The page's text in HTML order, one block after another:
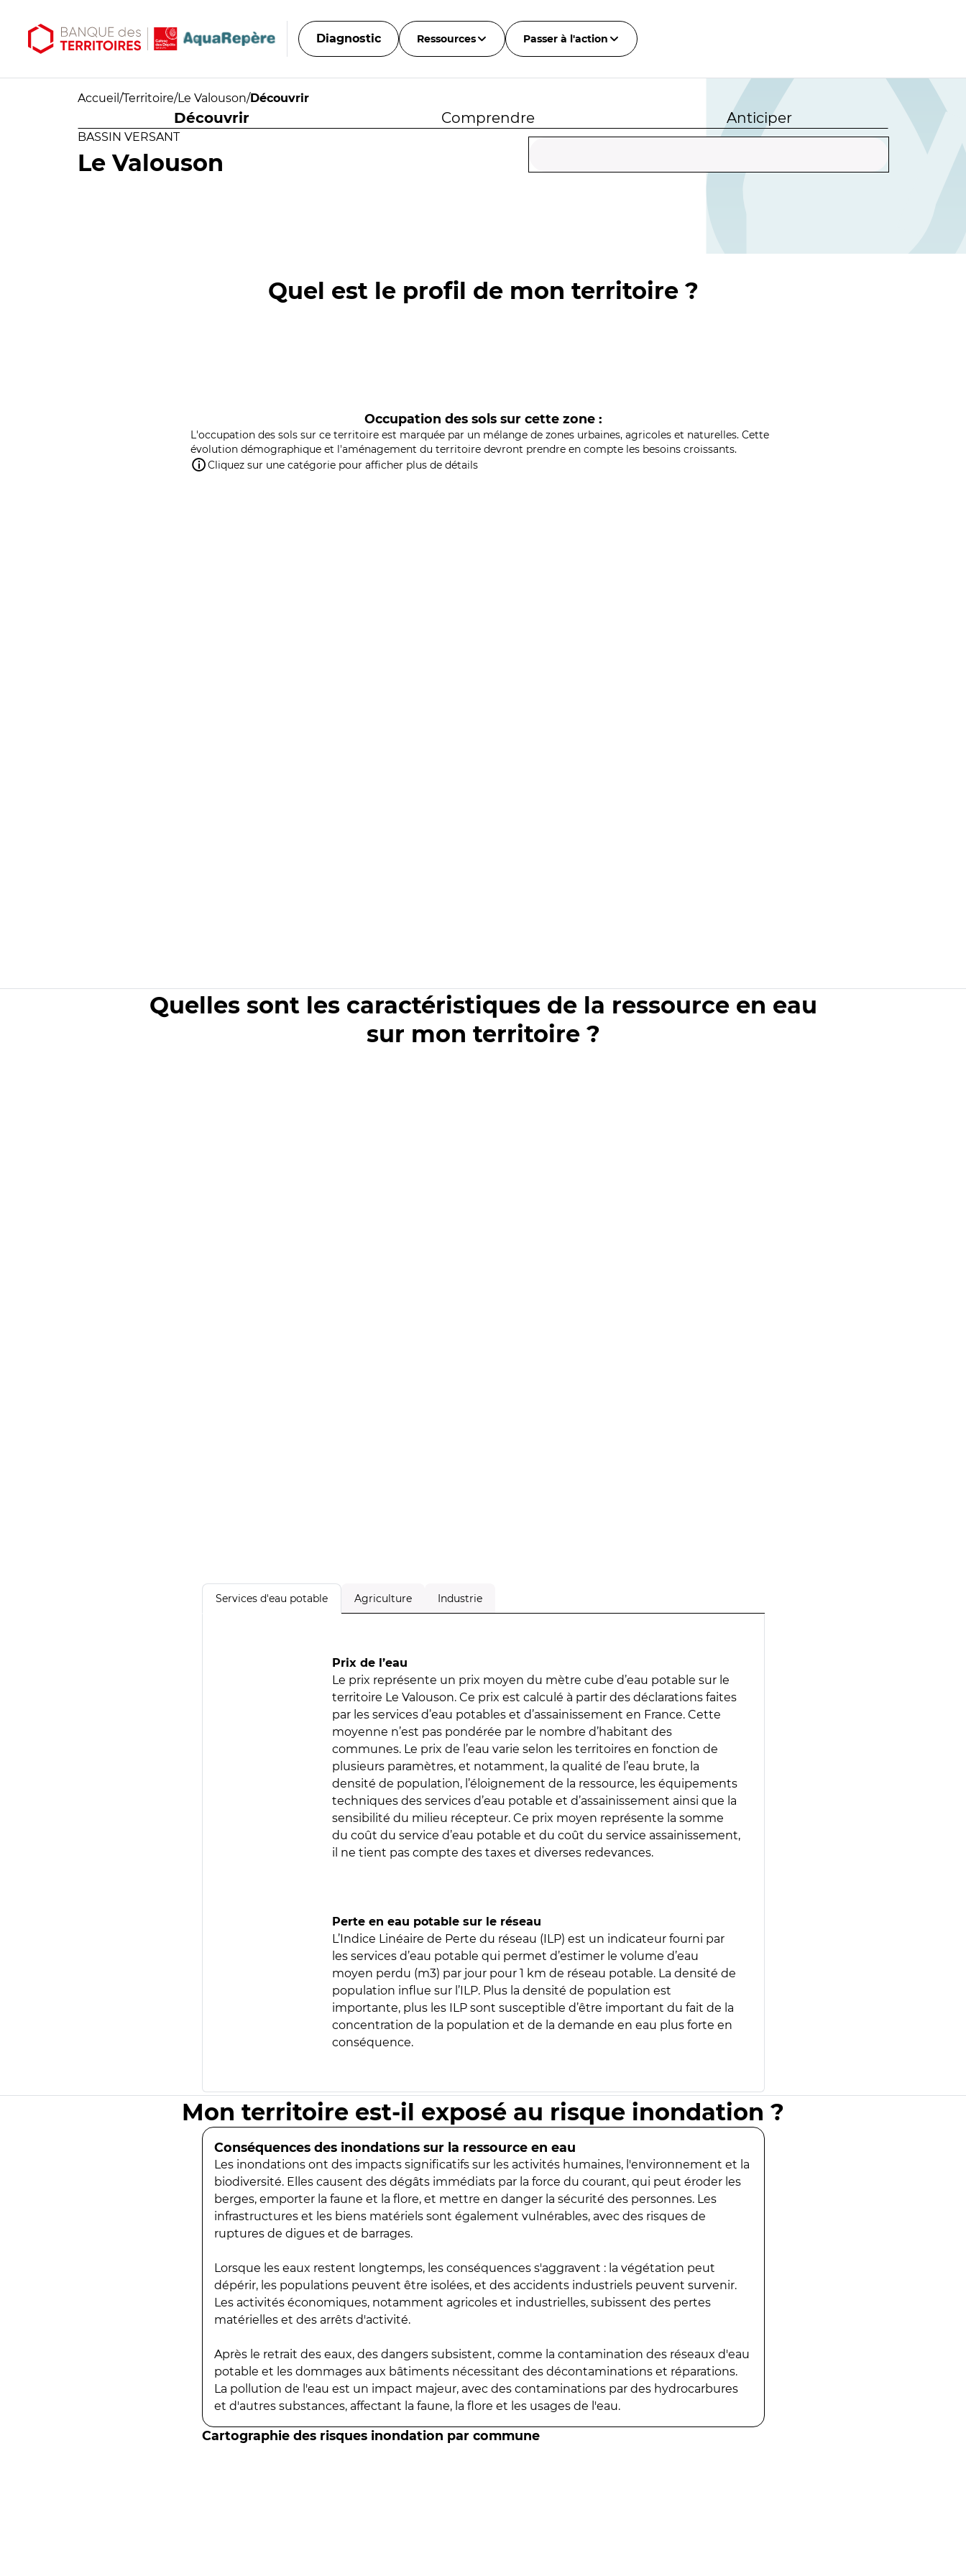
Diagnostic Ressources Passer à l'action
Accueil /Territoire/Le Valouson/Découvrir
Découvrir Comprendre Anticiper
BASSIN VERSANT
Le Valouson
Quel est le profil de mon territoire ?
Occupation des sols sur cette zone :
L'occupation des sols sur ce territoire est marquée par un mélange de zones urbaines, agricoles et naturelles. Cette
évolution démographique et l'aménagement du territoire devront prendre en compte les besoins croissants.
Cliquez sur une catégorie pour afficher plus de détails
Quelles sont les caractéristiques de la ressource en eau
sur mon territoire ?
Services d'eau potable Agriculture Industrie
Prix de l’eau
Le prix représente un prix moyen du mètre cube d’eau potable sur le
territoire Le Valouson. Ce prix est calculé à partir des déclarations faites
par les services d’eau potables et d’assainissement en France. Cette
moyenne n’est pas pondérée par le nombre d’habitant des
communes. Le prix de l’eau varie selon les territoires en fonction de
plusieurs paramètres, et notamment, la qualité de l’eau brute, la
densité de population, l’éloignement de la ressource, les équipements
techniques des services d’eau potable et d’assainissement ainsi que la
sensibilité du milieu récepteur. Ce prix moyen représente la somme
du coût du service d’eau potable et du coût du service assainissement,
il ne tient pas compte des taxes et diverses redevances.
Perte en eau potable sur le réseau
L’Indice Linéaire de Perte du réseau (ILP) est un indicateur fourni par
les services d’eau potable qui permet d’estimer le volume d’eau
moyen perdu (m3) par jour pour 1 km de réseau potable. La densité de
population influe sur l’ILP. Plus la densité de population est
importante, plus les ILP sont susceptible d’être important du fait de la
concentration de la population et de la demande en eau plus forte en
conséquence.
Mon territoire est-il exposé au risque inondation ?
Conséquences des inondations sur la ressource en eau
Les inondations ont des impacts significatifs sur les activités humaines, l'environnement et la
biodiversité. Elles causent des dégâts immédiats par la force du courant, qui peut éroder les
berges, emporter la faune et la flore, et mettre en danger la sécurité des personnes. Les
infrastructures et les biens matériels sont également vulnérables, avec des risques de
ruptures de digues et de barrages.
Lorsque les eaux restent longtemps, les conséquences s'aggravent : la végétation peut
dépérir, les populations peuvent être isolées, et des accidents industriels peuvent survenir.
Les activités économiques, notamment agricoles et industrielles, subissent des pertes
matérielles et des arrêts d'activité.
Après le retrait des eaux, des dangers subsistent, comme la contamination des réseaux d'eau
potable et les dommages aux bâtiments nécessitant des décontaminations et réparations.
La pollution de l'eau est un impact majeur, avec des contaminations par des hydrocarbures
et d'autres substances, affectant la faune, la flore et les usages de l'eau.
Cartographie des risques inondation par commune